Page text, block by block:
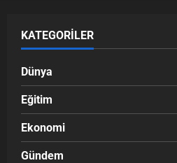
KATEGORILER
Dünya
Eğitim
Ekonomi
Gündem